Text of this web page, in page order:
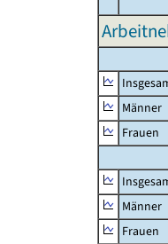
Männer
Frauen
Männer
Frauen